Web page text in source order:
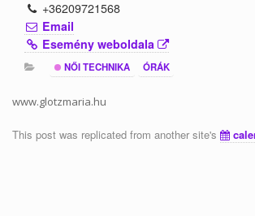
+36209721568
Email
Esemény weboldala
NŐI TECHNIKA ÓRÁK
www.glotzmaria.hu
This post was replicated from another site's